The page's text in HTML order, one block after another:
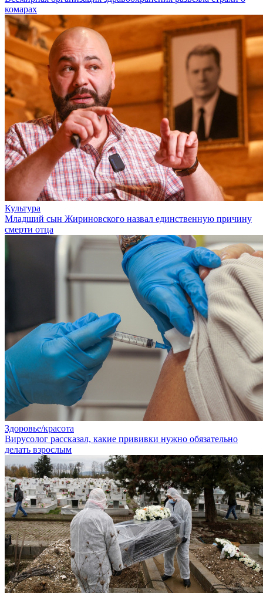
комарах
Культура
Младший сын Жириновского назвал единственную причину
смерти отца
Здоровье/красота
Вирусолог рассказал, какие прививки нужно обязательно
делать взрослым